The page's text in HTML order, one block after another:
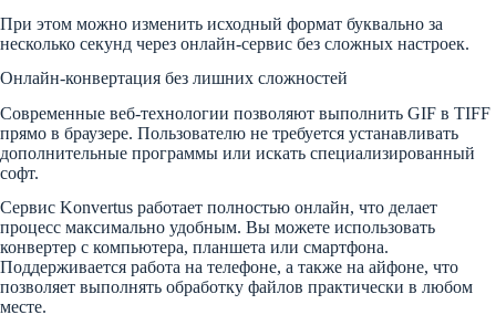
При этом можно изменить исходный формат буквально за
несколько секунд через онлайн-сервис без сложных настроек.
Онлайн-конвертация без лишних сложностей
Современные веб-технологии позволяют выполнить GIF в TIFF
прямо в браузере. Пользователю не требуется устанавливать
дополнительные программы или искать специализированный
софт.
Сервис Konvertus работает полностью онлайн, что делает
процесс максимально удобным. Вы можете использовать
конвертер с компьютера, планшета или смартфона.
Поддерживается работа на телефоне, а также на айфоне, что
позволяет выполнять обработку файлов практически в любом
месте.